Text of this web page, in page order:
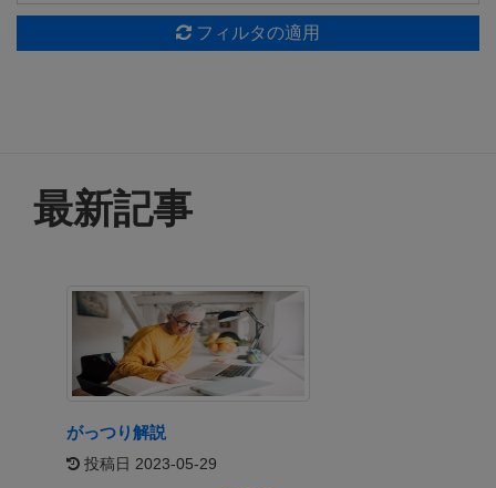
フィルタの適用
最新記事
がっつり解説
投稿日 2023-05-29